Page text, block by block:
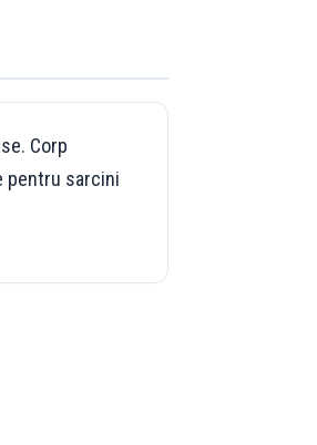
Corp
pentru sarcini